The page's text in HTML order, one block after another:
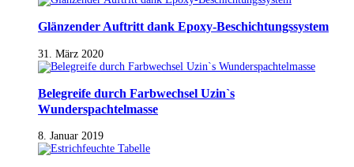
Glänzender Auftritt dank Epoxy-Beschichtungssystem
31. März 2020
Belegreife durch Farbwechsel Uzin`s
Wunderspachtelmasse
8. Januar 2019